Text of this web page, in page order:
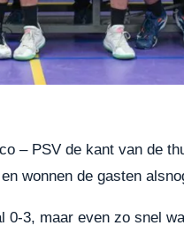
– PSV de kant van de
wonnen de gasten
3, maar even zo snel